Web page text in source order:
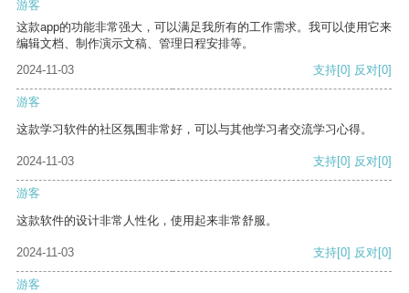
游客
这款app的功能非常强大，可以满足我所有的工作需求。我可以使用它来
编辑文档、制作演示文稿、管理日程安排等。
2024-11-03
支持[0] 反对[0]
游客
这款学习软件的社区氛围非常好，可以与其他学习者交流学习心得。
2024-11-03 支持[0] 反对[0]
游客
这款软件的设计非常人性化，使用起来非常舒服。
2024-11-03 支持[0] 反对[0]
游客